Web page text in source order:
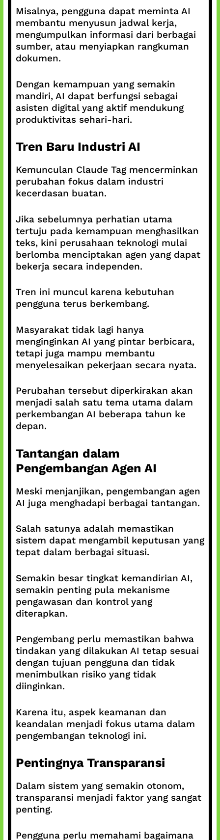
Misalnya, pengguna dapat meminta AI
membantu menyusun jadwal kerja,
mengumpulkan informasi dari berbagai
sumber, atau menyiapkan rangkuman
dokumen.
Dengan kemampuan yang semakin
mandiri, AI dapat berfungsi sebagai
asisten digital yang aktif mendukung
produktivitas sehari-hari.
Tren Baru Industri AI
Kemunculan Claude Tag mencerminkan
perubahan fokus dalam industri
kecerdasan buatan.
Jika sebelumnya perhatian utama
tertuju pada kemampuan menghasilkan
teks, kini perusahaan teknologi mulai
berlomba menciptakan agen yang dapat
bekerja secara independen.
Tren ini muncul karena kebutuhan
pengguna terus berkembang.
Masyarakat tidak lagi hanya
menginginkan AI yang pintar berbicara,
tetapi juga mampu membantu
menyelesaikan pekerjaan secara nyata.
Perubahan tersebut diperkirakan akan
menjadi salah satu tema utama dalam
perkembangan AI beberapa tahun ke
depan.
Tantangan dalam
Pengembangan Agen AI
Meski menjanjikan, pengembangan agen
AI juga menghadapi berbagai tantangan.
Salah satunya adalah memastikan
sistem dapat mengambil keputusan yang
tepat dalam berbagai situasi.
Semakin besar tingkat kemandirian AI,
semakin penting pula mekanisme
pengawasan dan kontrol yang
diterapkan.
Pengembang perlu memastikan bahwa
tindakan yang dilakukan AI tetap sesuai
dengan tujuan pengguna dan tidak
menimbulkan risiko yang tidak
diinginkan.
Karena itu, aspek keamanan dan
keandalan menjadi fokus utama dalam
pengembangan teknologi ini.
Pentingnya Transparansi
Dalam sistem yang semakin otonom,
transparansi menjadi faktor yang sangat
penting.
Pengguna perlu memahami bagaimana